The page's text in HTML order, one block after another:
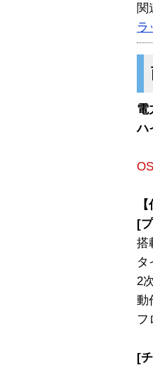
関
ラ
電
ハ
[
搭
タ
2
動
フ
[